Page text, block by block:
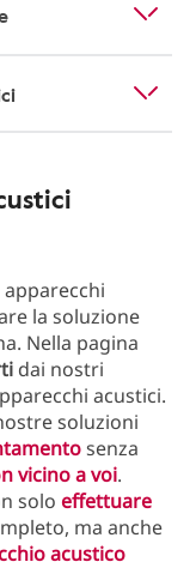
la soluzione
Nella pagina
dai nostri
acustici.
soluzioni
senza
vicino a voi.
solo effettuare
ma anche
acustico